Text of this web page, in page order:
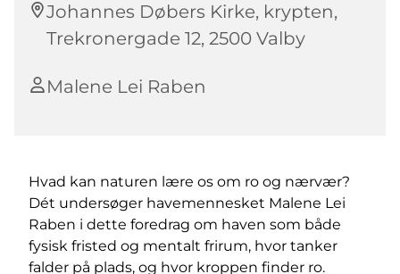
Johannes Døbers Kirke, krypten,
Trekronergade 12, 2500 Valby
Malene Lei Raben
Hvad kan naturen lære os om ro og nærvær?
Dét undersøger havemennesket Malene Lei
Raben i dette foredrag om haven som både
fysisk fristed og mentalt frirum, hvor tanker
falder på plads, og hvor kroppen finder ro.